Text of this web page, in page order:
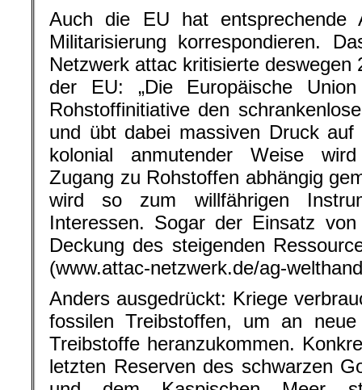
Auch die EU hat entsprechende
Militarisierung korrespondieren.
Netzwerk attac kritisierte deswegen
der EU: „Die Europäische
Rohstoffinitiative den
und übt dabei massiven Druck
kolonial anmutender Weise
Zugang zu Rohstoffen abhängig
wird so zum willfährigen
Interessen. Sogar der Einsatz
Deckung des steigenden
(www.attac-netzwerk.de/ag-
Anders ausgedrückt: Kriege
fossilen Treibstoffen, um an
Treibstoffe heranzukommen.
letzten Reserven des schwarzen